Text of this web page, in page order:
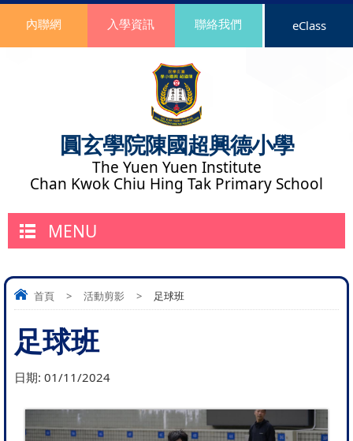
圓玄學院陳國超興德小學
The Yuen Yuen Institute
Chan Kwok Chiu Hing Tak Primary School
內聯網 入學資訊 聯絡我們 eClass
MENU
首頁 > 活動剪影 > 足球班
足球班
日期: 01/11/2024